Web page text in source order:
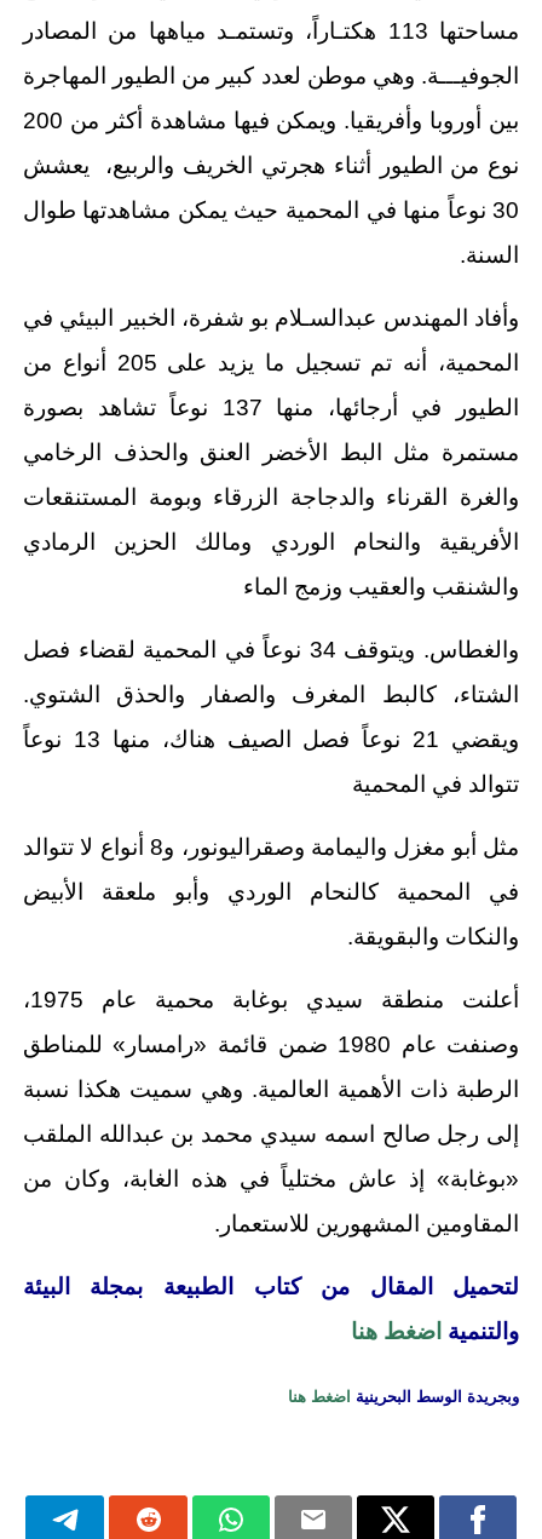
مساحتها 113 هكتـاراً، وتستمـد مياهها من المصادر
الجوفيـــة. وهي موطن لعدد كبير من الطيور المهاجرة
بين أوروبا وأفريقيا. ويمكن فيها مشاهدة أكثر من 200
نوع من الطيور أثناء هجرتي الخريف والربيع، يعشش
30 نوعاً منها في المحمية حيث يمكن مشاهدتها طوال
السنة.
وأفاد المهندس عبدالسـلام بو شفرة، الخبير البيئي في
المحمية، أنه تم تسجيل ما يزيد على 205 أنواع من
الطيور في أرجائها، منها 137 نوعاً تشاهد بصورة
مستمرة مثل البط الأخضر العنق والحذف الرخامي
والغرة القرناء والدجاجة الزرقاء وبومة المستنقعات
الأفريقية والنحام الوردي ومالك الحزين الرمادي
والشنقب والعقيب وزمج الماء
والغطاس. ويتوقف 34 نوعاً في المحمية لقضاء فصل
الشتاء، كالبط المغرف والصفار والحذق الشتوي.
ويقضي 21 نوعاً فصل الصيف هناك، منها 13 نوعاً
تتوالد في المحمية
مثل أبو مغزل واليمامة وصقراليونور، و8 أنواع لا تتوالد
في المحمية كالنحام الوردي وأبو ملعقة الأبيض
والنكات والبقويقة.
أعلنت منطقة سيدي بوغابة محمية عام 1975،
وصنفت عام 1980 ضمن قائمة «رامسار» للمناطق
الرطبة ذات الأهمية العالمية. وهي سميت هكذا نسبة
إلى رجل صالح اسمه سيدي محمد بن عبدالله الملقب
«بوغابة» إذ عاش مختلياً في هذه الغابة، وكان من
المقاومين المشهورين للاستعمار.
لتحميل المقال من كتاب الطبيعة بمجلة البيئة
والتنمية اضغط هنا
وبجريدة الوسط البحرينية اضغط هنا